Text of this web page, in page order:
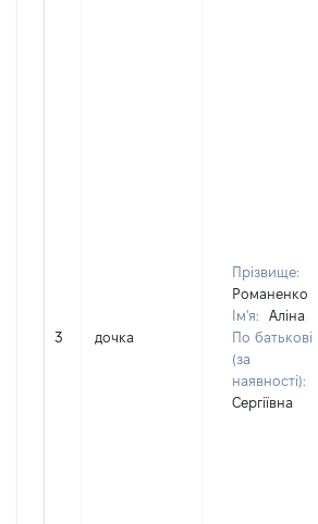
3 дочка
Прізвище:
Романенко
Ім'я:
Аліна
По батькові
(за
наявності):
Сергіївна